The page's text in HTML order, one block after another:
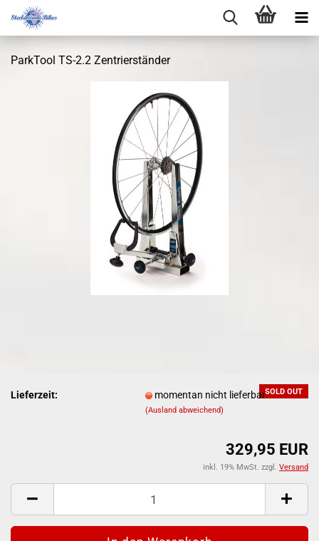
ParkTool TS-2.2 Zentrierständer
SOLD OUT
Lieferzeit: momentan nicht lieferbar
(Ausland abweichend)
329,95 EUR
inkl. 19% MwSt. zzgl. Versand